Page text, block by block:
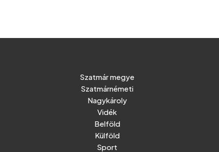
Szatmár megye
Szatmárnémeti
Nagykároly
Vidék
Belföld
Külföld
Sport